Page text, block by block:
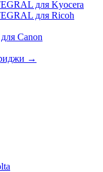
для Kyocera
для Ricoh
Canon
→